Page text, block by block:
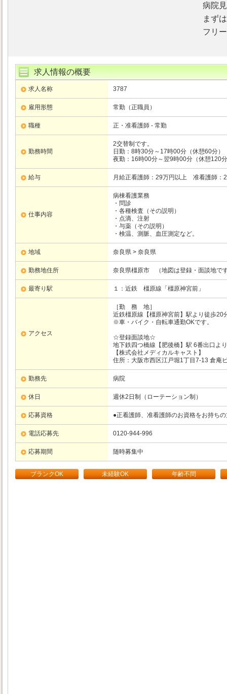
病院
まず
フリ
求人情報の概要
求人名称 3787
雇用形態 常勤（正職員）
職種 正・准看護師 - 常勤
勤務時間
2交替制です。
日勤：8時30分～17時00分（休憩60分）
夜勤：16時00分～翌9時00分（休憩120
給与 月給正看護師：29万円以上 准看護師：
仕事内容
病棟看護業務
・問診
・各種検査（その説明）
・点滴、注射
・与薬（その説明）
・検温、測脈、血圧測定など。
地域 奈良県 > 奈良県
勤務地住所 奈良県橿原市 （地図は登録・面談地で
最寄り駅 １：近鉄 橿原線 「橿原神宮前」
アクセス
［勤 務 地］
近鉄橿原線【橿原神宮前】駅より徒歩20
※車・バイク・自転車通勤OKです。
☆登録面談地☆
地下鉄四つ橋線【肥後橋】駅 6番出口よ
【株式会社メディカルキャスト】
住所：大阪市西区江戸堀1丁目7-13 倉庵
勤務先 病院
休日 週休2日制（ローテーション制）
応募資格 ●正看護師、准看護師のお資格をお持ち
電話応募先 0120-944-996
応募期間 随時募集中
ブランクOK 未経験OK 年齢不問